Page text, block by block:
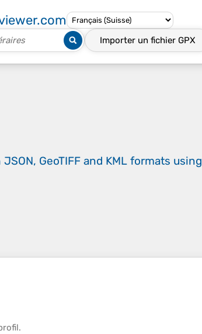
Importer un fichier GPX
GeoTIFF and KML formats using
.